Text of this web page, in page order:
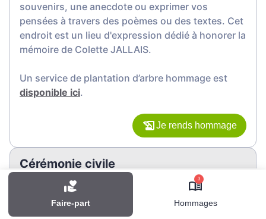
Faire-part
3
Hommages
souvenirs, une anecdote ou exprimer vos
pensées à travers des poèmes ou des textes. Cet
endroit est un lieu d'expression dédié à honorer la
mémoire de Colette JALLAIS.
Un service de plantation d’arbre hommage est
disponible ici.
Je rends hommage
Cérémonie civile
lundi 17 mars 2025 à 14h00
Crématorium d'Allaire
1 rue Ampère